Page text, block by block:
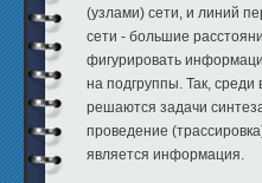
(узлами) сети, и линий
сети - большие
фигурировать
на подгруппы. Так,
решаются задачи
проведение
является информация.